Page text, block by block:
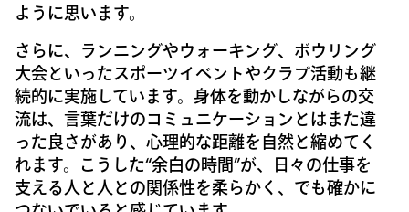
ように思います。
さらに、ランニングやウォーキング、ボウリング
大会といったスポーツイベントやクラブ活動も継
続的に実施しています。身体を動かしながらの交
流は、言葉だけのコミュニケーションとはまた違
った良さがあり、心理的な距離を自然と縮めてく
れます。こうした“余白の時間”が、日々の仕事を
支える人と人との関係性を柔らかく、でも確かに